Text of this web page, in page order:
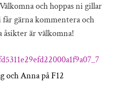
och hoppas ni gillar
gärna kommentera och
åsikter är välkomna!
och Anna på F12